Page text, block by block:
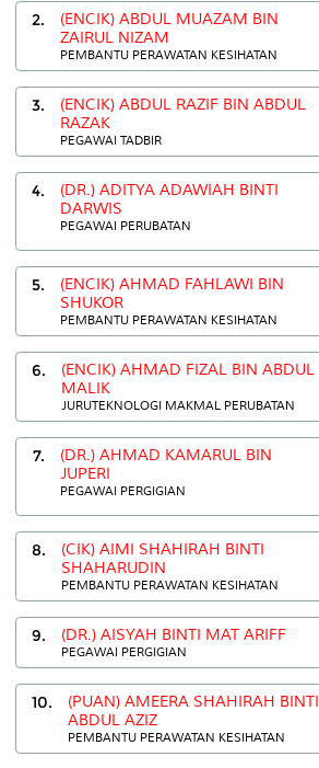
2.
(ENCIK) ABDUL MUAZAM BIN
ZAIRUL NIZAM
PEMBANTU PERAWATAN KESIHATAN
3.
(ENCIK) ABDUL RAZIF BIN ABDUL
RAZAK
PEGAWAI TADBIR
4.
(DR.) ADITYA ADAWIAH BINTI
DARWIS
PEGAWAI PERUBATAN
5.
(ENCIK) AHMAD FAHLAWI BIN
SHUKOR
PEMBANTU PERAWATAN KESIHATAN
6.
(ENCIK) AHMAD FIZAL BIN ABDUL
MALIK
JURUTEKNOLOGI MAKMAL PERUBATAN
7.
(DR.) AHMAD KAMARUL BIN
JUPERI
PEGAWAI PERGIGIAN
8.
(CIK) AIMI SHAHIRAH BINTI
SHAHARUDIN
PEMBANTU PERAWATAN KESIHATAN
9. (DR.) AISYAH BINTI MAT ARIFF
PEGAWAI PERGIGIAN
10.
(PUAN) AMEERA SHAHIRAH BINTI
ABDUL AZIZ
PEMBANTU PERAWATAN KESIHATAN